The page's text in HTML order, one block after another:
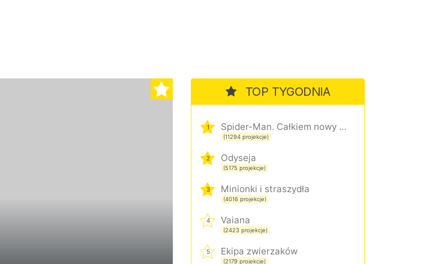
TOP TYGODNIA
1 Spider-Man. Całkiem nowy dzień
(11294 projekcje)
2 Odyseja
(5175 projekcje)
3 Minionki i straszydła
(4016 projekcje)
4 Vaiana
(2423 projekcje)
5 Ekipa zwierzaków
(2179 projekcje)